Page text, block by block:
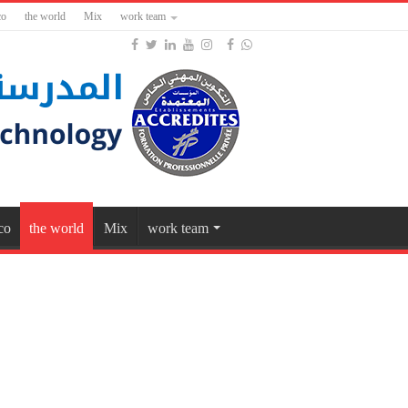
the world Mix work team
the world Mix work team